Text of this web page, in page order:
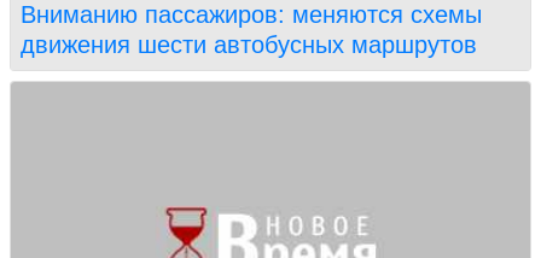
Вниманию пассажиров: меняются схемы
движения шести автобусных маршрутов